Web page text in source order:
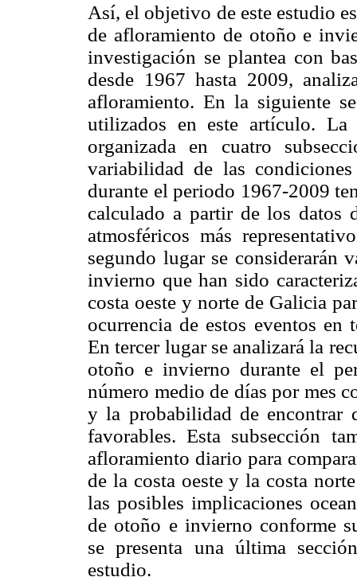
Así, el objetivo de este estudio
de afloramiento de otoño e
investigación se plantea con
desde 1967 hasta 2009,
afloramiento. En la siguiente
utilizados en este artículo. La
organizada en cuatro
variabilidad de las
durante el periodo 1967-2009
calculado a partir de los datos
atmosféricos más
segundo lugar se considerarán
invierno que han sido
costa oeste y norte de Galicia
ocurrencia de estos eventos en
En tercer lugar se analizará la
otoño e invierno durante el
número medio de días por mes
y la probabilidad de encontrar
favorables. Esta subsección
afloramiento diario para
de la costa oeste y la costa
las posibles implicaciones
de otoño e invierno conforme
se presenta una última
estudio.